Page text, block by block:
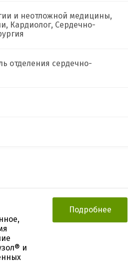
и неотложной медицины,
Кардиолог, Сердечно-
отделения сердечно-
и
Подробнее